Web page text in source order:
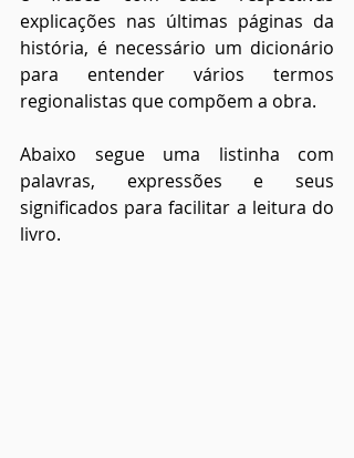
explicações nas últimas páginas da
história, é necessário um dicionário
para entender vários termos
regionalistas que compõem a obra.
Abaixo segue uma listinha com
palavras, expressões e seus
significados para facilitar a leitura do
livro.